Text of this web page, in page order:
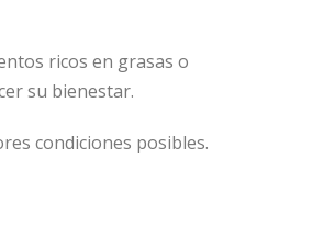
ricos en grasas o
su bienestar.
condiciones posibles.